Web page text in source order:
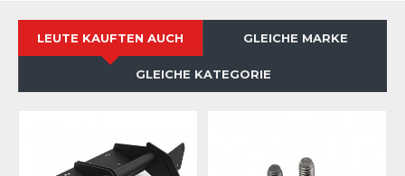
LEUTE KAUFTEN AUCH GLEICHE MARKE
GLEICHE KATEGORIE